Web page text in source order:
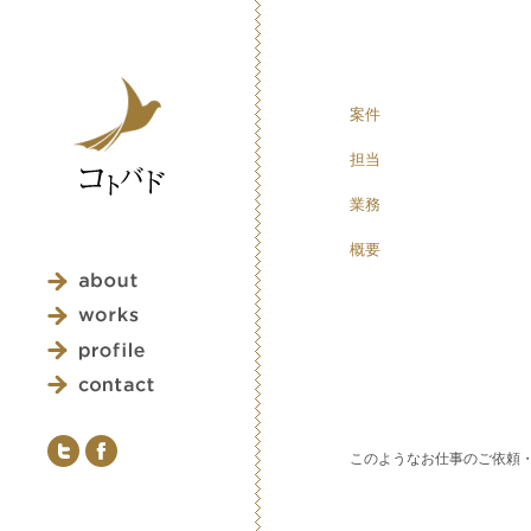
案件
担当
業務
概要
このようなお仕事のご依頼